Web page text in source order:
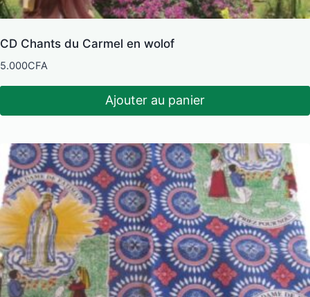
CD Chants du Carmel en wolof
5.000CFA
Ajouter au panier